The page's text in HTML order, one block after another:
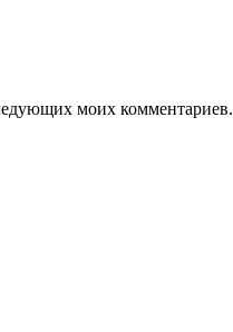
моих комментариев.